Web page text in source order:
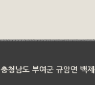
청남도 부여군 규암면 백